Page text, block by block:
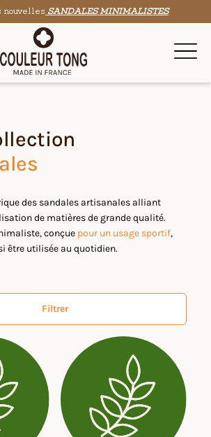
nouvelles SANDALES MINIMALISTES
des sandales artisanales alliant
de matières de grande qualité.
conçue pour un usage sportif,
être utilisée au quotidien.
Filtrer